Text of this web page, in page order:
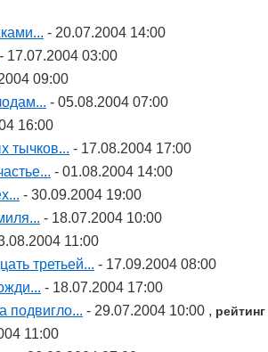
- 20.07.2004 14:00
- 17.07.2004 03:00
09:00
- 05.08.2004 07:00
16:00
тычков... - 17.08.2004 17:00
- 01.08.2004 14:00
- 30.09.2004 19:00
- 18.07.2004 10:00
11:00
третьей... - 17.09.2004 08:00
- 18.07.2004 17:00
подвигло... - 29.07.2004 10:00 , рейтинг
11:00